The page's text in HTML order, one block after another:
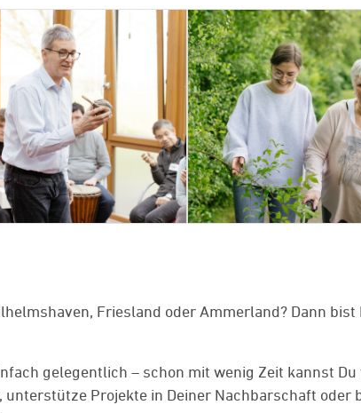
Friesland oder Ammerland? Dann bist
gelegentlich – schon mit wenig Zeit kannst Du
unterstütze Projekte in Deiner Nachbarschaft oder